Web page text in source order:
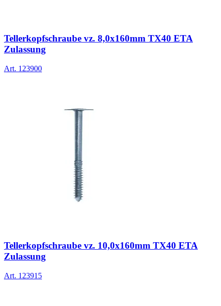
Tellerkopfschraube vz. 8,0x160mm TX40 ETA
Zulassung
Art. 123900
Tellerkopfschraube vz. 10,0x160mm TX40 ETA
Zulassung
Art. 123915